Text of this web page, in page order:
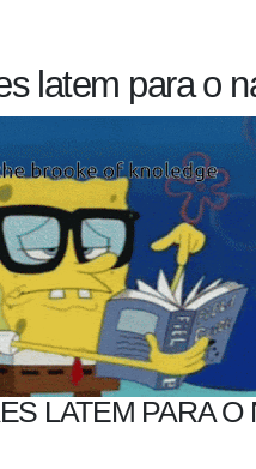
latem para o
LATEM PARA O